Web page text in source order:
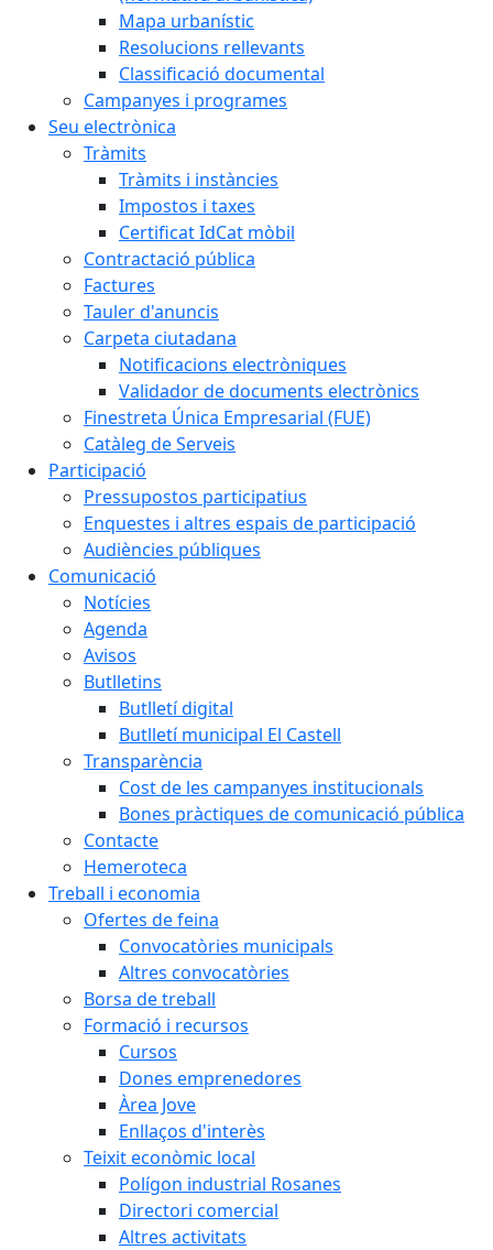
Mapa urbanístic
Resolucions rellevants
Classificació documental
Campanyes i programes
Seu electrònica
Tràmits
Tràmits i instàncies
Impostos i taxes
Certificat IdCat mòbil
Contractació pública
Factures
Tauler d'anuncis
Carpeta ciutadana
Notificacions electròniques
Validador de documents electrònics
Finestreta Única Empresarial (FUE)
Catàleg de Serveis
Participació
Pressupostos participatius
Enquestes i altres espais de participació
Audiències públiques
Comunicació
Notícies
Agenda
Avisos
Butlletins
Butlletí digital
Butlletí municipal El Castell
Transparència
Cost de les campanyes institucionals
Bones pràctiques de comunicació pública
Contacte
Hemeroteca
Treball i economia
Ofertes de feina
Convocatòries municipals
Altres convocatòries
Borsa de treball
Formació i recursos
Cursos
Dones emprenedores
Àrea Jove
Enllaços d'interès
Teixit econòmic local
Polígon industrial Rosanes
Directori comercial
Altres activitats